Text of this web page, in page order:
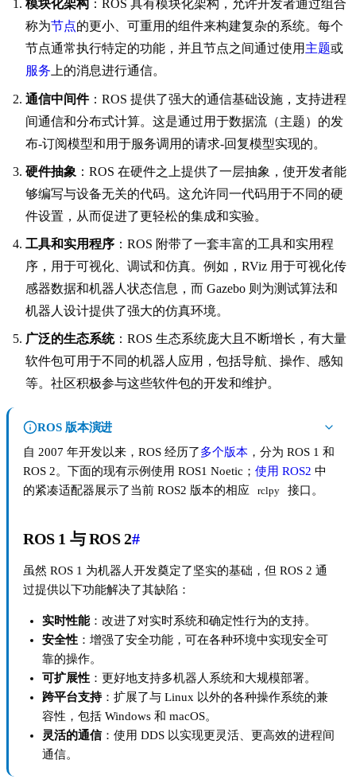
模块化架构 ：ROS 具有模块化架构，允许开发者通过组合
称为节点的更小、可重用的组件来构建复杂的系统。每个
节点通常执行特定的功能，并且节点之间通过使用 主题或
服务 上的消息进行通信。
通信中间件：ROS 提供了强大的通信基础设施，支持进程
间通信和分布式计算。这是通过用于数据流（主题）的发
布-订阅模型和用于服务调用的请求-回复模型实现的。
硬件抽象 ：ROS 在硬件之上提供了一层抽象，使开发者能
够编写与设备无关的代码。这允许同一代码用于不同的硬
件设置，从而促进了更轻松的集成和实验。
工具和实用程序 ：ROS 附带了一套丰富的工具和实用程
序，用于可视化、调试和仿真。例如，RViz 用于可视化传
感器数据和机器人状态信息，而 Gazebo 则为测试算法和
机器人设计提供了强大的仿真环境。
广泛的生态系统：ROS 生态系统庞大且不断增长，有大量
软件包可用于不同的机器人应用，包括导航、操作、感知
等。社区积极参与这些软件包的开发和维护。
ROS 版本演进
自 2007 年开发以来，ROS 经历了多个版本 ，分为 ROS 1 和
ROS 2。下面的现有示例使用 ROS1 Noetic； 使用 ROS2 中
的紧凑适配器展示了当前 ROS2 版本的相应
rclpy 接口。
ROS 1 与 ROS 2#
虽然 ROS 1 为机器人开发奠定了坚实的基础，但 ROS 2 通
过提供以下功能解决了其缺陷：
实时性能：改进了对实时系统和确定性行为的支持。
安全性 ：增强了安全功能，可在各种环境中实现安全可
靠的操作。
可扩展性 ：更好地支持多机器人系统和大规模部署。
跨平台支持：扩展了与 Linux 以外的各种操作系统的兼
容性，包括 Windows 和 macOS。
灵活的通信：使用 DDS 以实现更灵活、更高效的进程间
通信。